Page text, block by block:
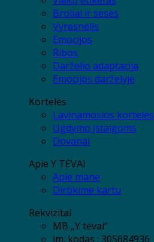
Broliai ir sesės
Vyresnėlis
Emocijos
Ribos
Darželio adaptacija
Emocijos darželyje
Kortelės
Lavinamosios kortelės
Ugdymo įstaigoms
Dovanai
Apie Y TĖVAI
Apie mane
Dirbkime kartu
Rekvizitai
MB „Y tėvai“
Įm. kodas : 305684936